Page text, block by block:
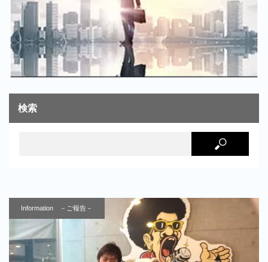
検索
Information －ご報告－